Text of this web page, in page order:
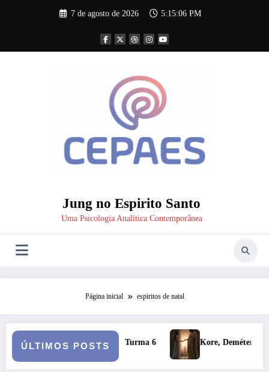
7 de agosto de 2026 5:15:06 PM
Jung no Espirito Santo
Uma Psicologia Analítica Contemporânea
Página inicial espiritos de natal
ÚLTIMOS POSTS
Clínica – Turma 6 Kore, Deméter e o inverno: a